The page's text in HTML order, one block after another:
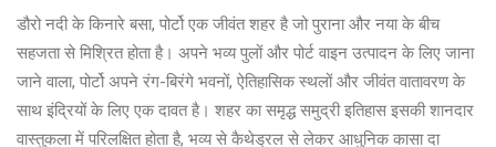
डौरो नदी के किनारे बसा, पोर्टो एक जीवंत शहर है जो पुराना और नया के बीच
सहजता से मिश्रित होता है। अपने भव्य पुलों और पोर्ट वाइन उत्पादन के लिए जाना
जाने वाला, पोर्टो अपने रंग-बिरंगे भवनों, ऐतिहासिक स्थलों और जीवंत वातावरण के
साथ इंद्रियों के लिए एक दावत है। शहर का समृद्ध समुद्री इतिहास इसकी शानदार
वास्तुकला में परिलक्षित होता है, भव्य से कैथेड्रल से लेकर आधुनिक कासा दा